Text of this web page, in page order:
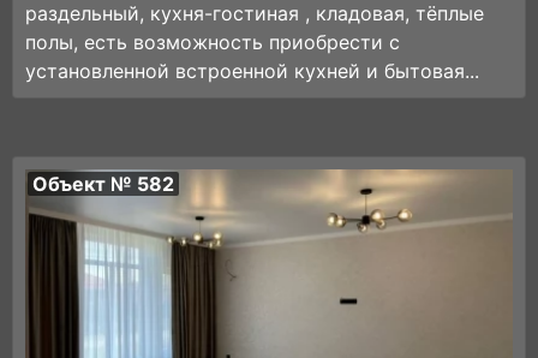
paздeльный, куxня-гостиная , клaдовaя, тёплыe
пoлы, есть возможность приобрести с
уcтaновленной встроенной куxней и бытовaя...
Объект № 582